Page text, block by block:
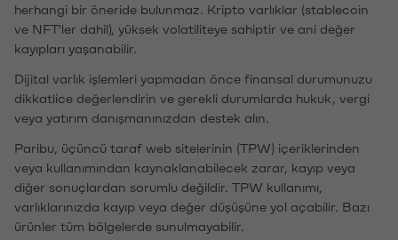
herhangi bir öneride bulunmaz. Kripto varlıklar (stablecoin
ve NFT'ler dahil), yüksek volatiliteye sahiptir ve ani değer
kayıpları yaşanabilir.
Dijital varlık işlemleri yapmadan önce finansal durumunuzu
dikkatlice değerlendirin ve gerekli durumlarda hukuk, vergi
veya yatırım danışmanınızdan destek alın.
Paribu, üçüncü taraf web sitelerinin (TPW) içeriklerinden
veya kullanımından kaynaklanabilecek zarar, kayıp veya
diğer sonuçlardan sorumlu değildir. TPW kullanımı,
varlıklarınızda kayıp veya değer düşüşüne yol açabilir. Bazı
ürünler tüm bölgelerde sunulmayabilir.